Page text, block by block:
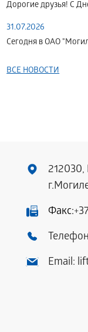
Дорогие друзья! С
31.07.2026
Сегодня в ОАО
ВСЕ НОВОСТИ
212030,
Факс:
Email: